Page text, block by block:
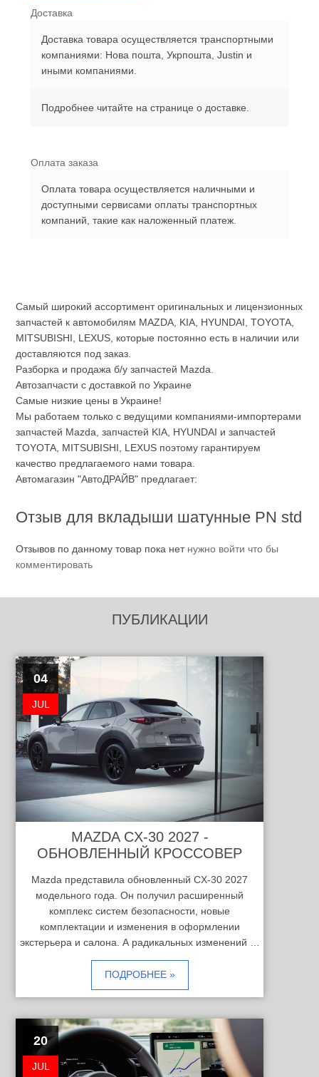
Доставка
Доставка товара осуществляется транспортными
компаниями: Нова пошта, Укрпошта, Justin и
иными компаниями.
Подробнее читайте на странице о доставке.
Оплата заказа
Оплата товара осуществляется наличными и
доступными сервисами оплаты транспортных
компаний, такие как наложенный платеж.
Самый широкий ассортимент оригинальных и лицензионных
запчастей к автомобилям MAZDA, KIA, HYUNDAI, TOYOTA,
MITSUBISHI, LEXUS, которые постоянно есть в наличии или
доставляются под заказ.
Разборка и продажа б/у запчастей Mazda.
Автозапчасти с доставкой по Украине
Самые низкие цены в Украине!
Мы работаем только с ведущими компаниями-импортерами
запчастей Mazda, запчастей KIA, HYUNDAI и запчастей
TOYOTA, MITSUBISHI, LEXUS поэтому гарантируем
качество предлагаемого нами товара.
Автомагазин "АвтоДРАЙВ" предлагает:
Отзыв для вкладыши шатунные PN std
Отзывов по данному товар пока нет нужно войти что бы
комментировать
ПУБЛИКАЦИИ
04
JUL
MAZDA CX-30 2027 -
ОБНОВЛЕННЫЙ КРОССОВЕР
Mazda представила обновленный CX-30 2027
модельного года. Он получил расширенный
комплекс систем безопасности, новые
комплектации и изменения в оформлении
экстерьера и салона. А радикальных изменений …
ПОДРОБНЕЕ »
20
JUL